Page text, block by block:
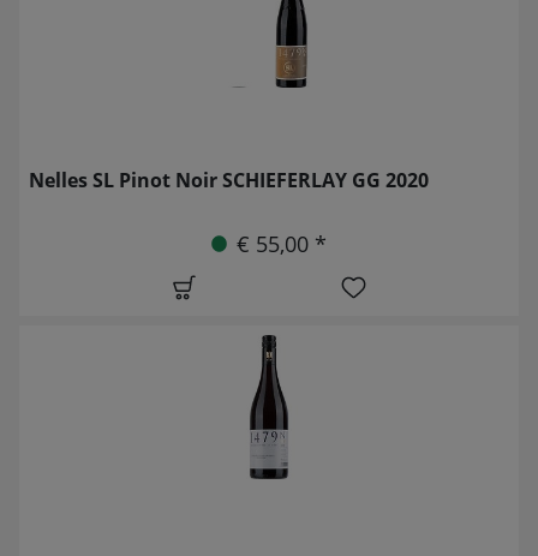
Nelles SL Pinot Noir SCHIEFERLAY GG 2020
€ 55,00 *